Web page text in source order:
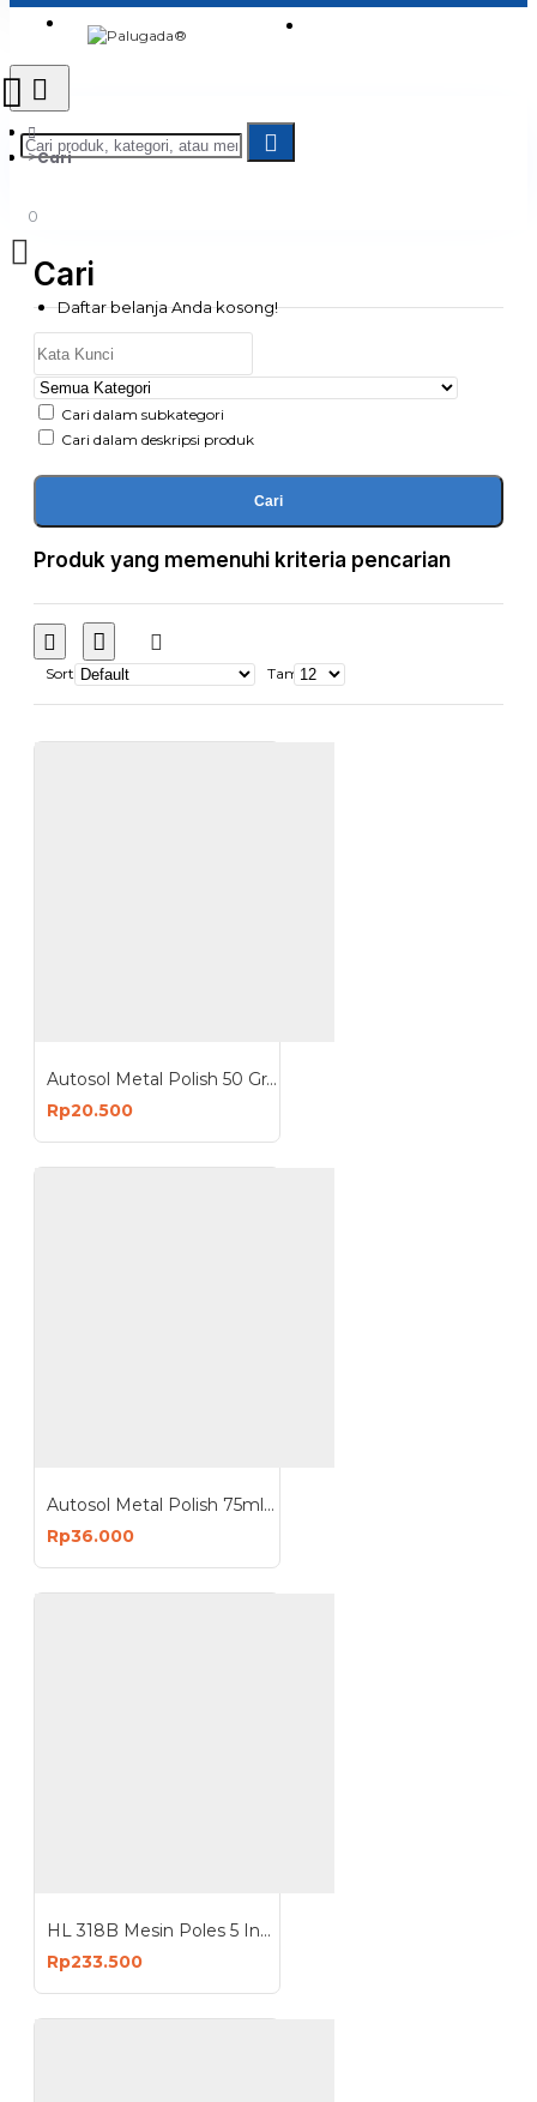
0
Daftar belanja Anda kosong!
Cari
Cari
Cari dalam subkategori
Cari dalam deskripsi produk
Cari
Produk yang memenuhi kriteria pencarian
Sort Tampilkan:
Autosol Metal Polish 50 Gram - Poles Metal Chrome Stainless
Rp20.500
Autosol Metal Polish 75ml 100Gram Poles Chrome Stainless Original Jerman
Rp36.000
HL 318B Mesin Poles 5 Inch Polisher
Rp233.500